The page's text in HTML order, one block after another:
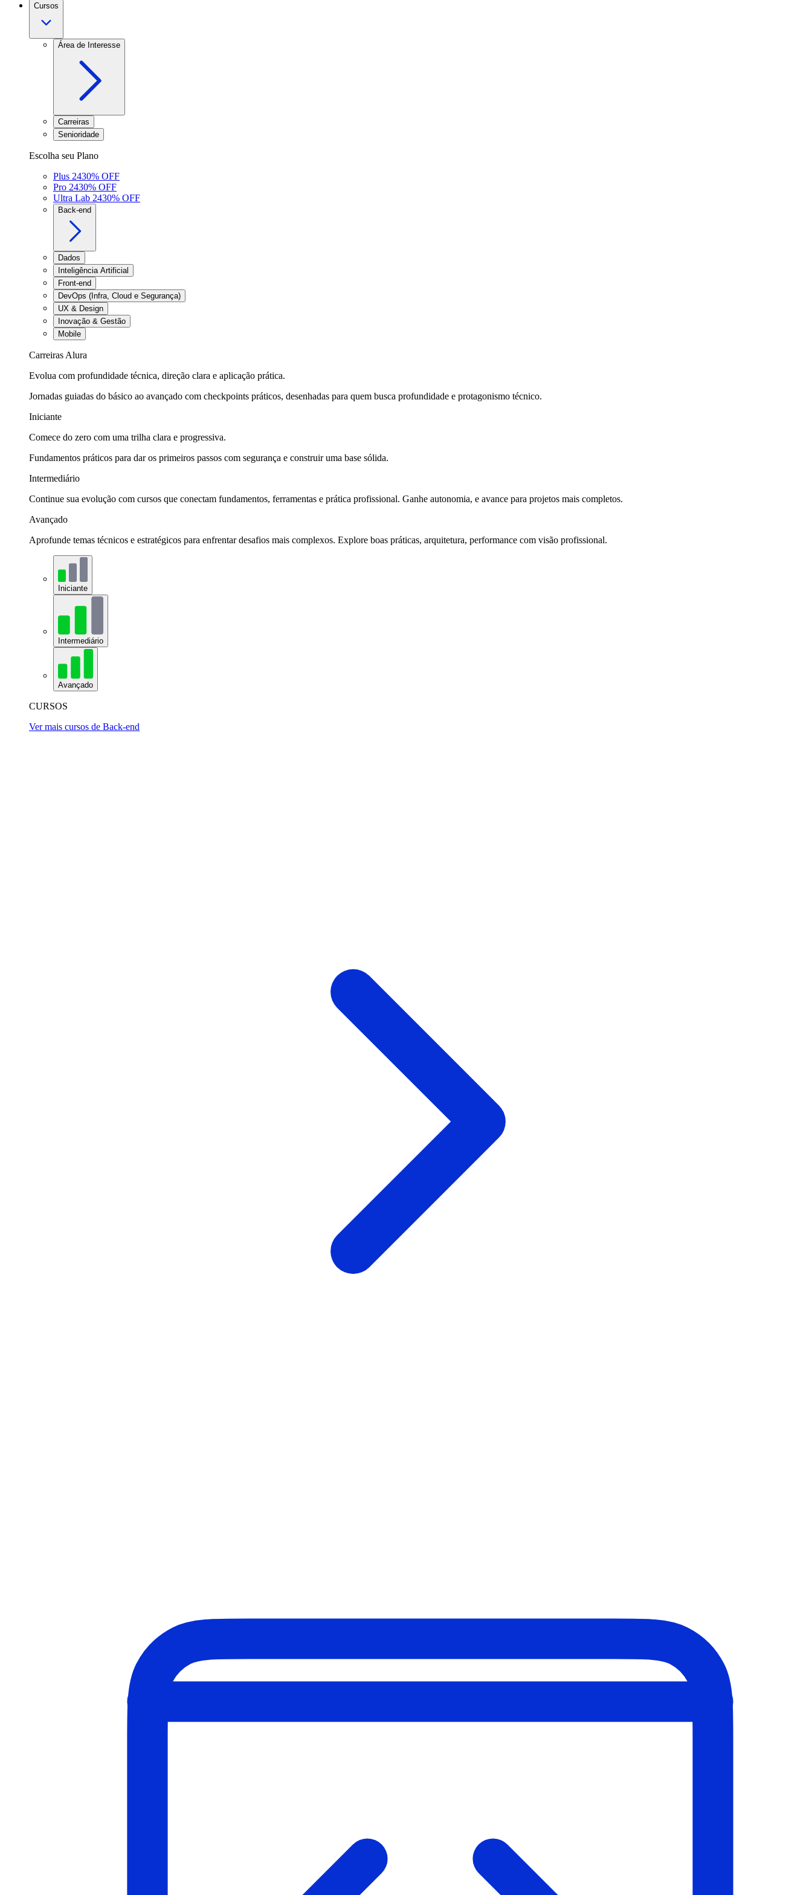
Cursos
Área de Interesse
Carreiras
Senioridade
Escolha seu Plano
Plus 2430% OFF
Pro 2430% OFF
Ultra Lab 2430% OFF
Back-end
Dados
Inteligência Artificial
Front-end
DevOps (Infra, Cloud e Segurança)
UX & Design
Inovação & Gestão
Mobile
Carreiras Alura
Evolua com profundidade técnica, direção clara e aplicação prática.
Jornadas guiadas do básico ao avançado com checkpoints práticos, desenhadas para quem busca profundidade e protagonismo técnico.
Iniciante
Comece do zero com uma trilha clara e progressiva.
Fundamentos práticos para dar os primeiros passos com segurança e construir uma base sólida.
Intermediário
Continue sua evolução com cursos que conectam fundamentos, ferramentas e prática profissional. Ganhe autonomia, e avance para projetos mais completos.
Avançado
Aprofunde temas técnicos e estratégicos para enfrentar desafios mais complexos. Explore boas práticas, arquitetura, performance com visão profissional.
Iniciante
Intermediário
Avançado
CURSOS
Ver mais cursos de Back-end